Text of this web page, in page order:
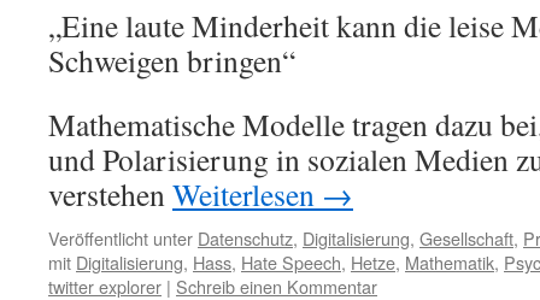
„Eine laute Minderheit kann die leise
Schweigen bringen“
Mathematische Modelle tragen dazu
und Polarisierung in sozialen Medien
verstehenWeiterlesen →
Veröffentlicht unter Datenschutz, Digitalisierung, Gesellschaft,
mit Digitalisierung, Hass, Hate Speech, Hetze, Mathematik,
twitter explorer | Schreib einen Kommentar